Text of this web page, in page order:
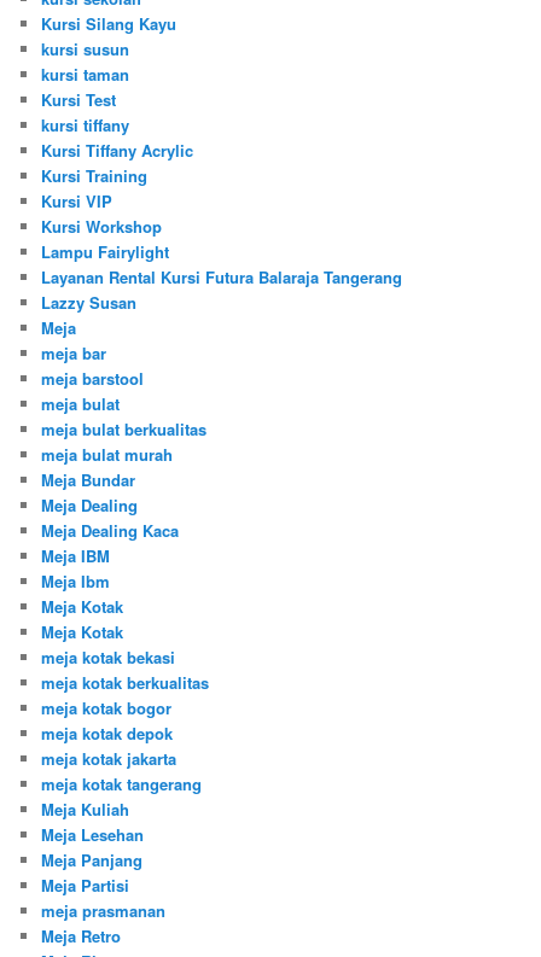
Kursi Silang Kayu
kursi susun
kursi taman
Kursi Test
kursi tiffany
Kursi Tiffany Acrylic
Kursi Training
Kursi VIP
Kursi Workshop
Lampu Fairylight
Layanan Rental Kursi Futura Balaraja Tangerang
Lazzy Susan
Meja
meja bar
meja barstool
meja bulat
meja bulat berkualitas
meja bulat murah
Meja Bundar
Meja Dealing
Meja Dealing Kaca
Meja IBM
Meja Ibm
Meja Kotak
Meja Kotak
meja kotak bekasi
meja kotak berkualitas
meja kotak bogor
meja kotak depok
meja kotak jakarta
meja kotak tangerang
Meja Kuliah
Meja Lesehan
Meja Panjang
Meja Partisi
meja prasmanan
Meja Retro